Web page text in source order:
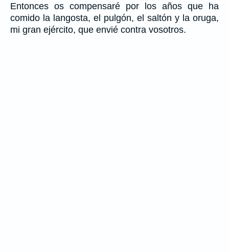
Entonces os compensaré por los años que ha
comido la langosta, el pulgón, el saltón y la oruga,
mi gran ejército, que envié contra vosotros.